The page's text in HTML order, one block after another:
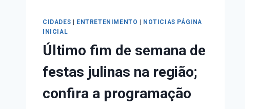
CIDADES ENTRETENIMENTO
NOTICIAS PÁGINA
INICIAL
Último fim de semana de
festas julinas na região;
confira a programação